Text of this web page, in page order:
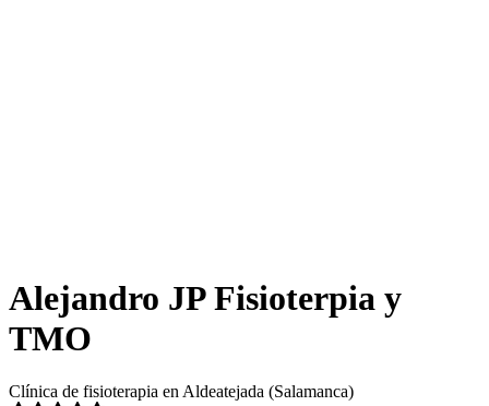
Alejandro JP Fisioterpia y
TMO
Clínica de fisioterapia en Aldeatejada (Salamanca)